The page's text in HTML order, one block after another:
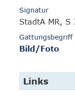
Signatur
StadtA MR, S
Gattungsbegriff
Bild/Foto
Links